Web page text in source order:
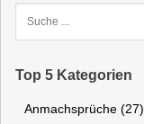
Top 5 Kategorien
Anmachsprüche (27)